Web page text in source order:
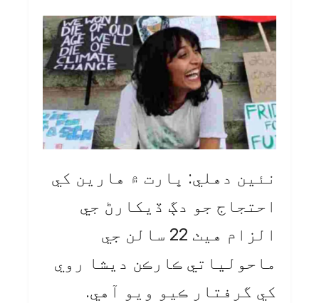
نئين دهلي: ڀارت ۾ هارين کي
احتجاج جو دڳ ڏيکارڻ جي
الزام هيٺ 22 سالن جي
ماحولياتي ڪارڪن ديشا روي
کي گرفتار ڪيو ويو آهي.